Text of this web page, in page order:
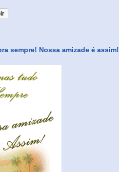
sempre! Nossa amizade é assim!